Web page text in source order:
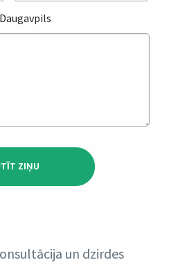
un dzirdes
Daugavpils